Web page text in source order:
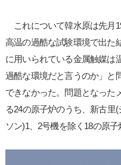
これについて韓水原は先月
高温の過酷な試験環境で出た
に用いられている金属触媒は
過酷な環境だと言うのか」と
できなかった。問題となった
る24の原子炉のうち、新古里
ソン)1、2号機を除く18の原子